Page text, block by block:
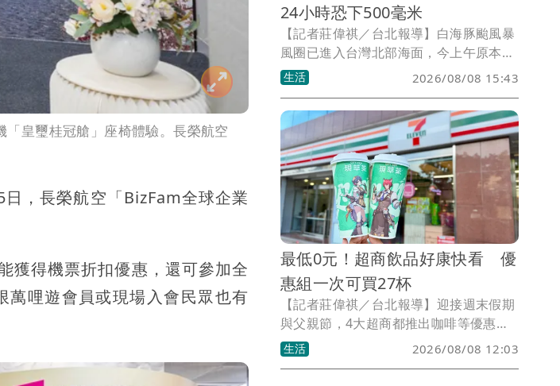
皇璽桂冠艙」座椅體驗。長榮航空
，長榮航空「BizFam全球企業
獲得機票折扣優惠，還可參加全
哩遊會員或現場入會民眾也有
24小時恐下500毫米
【記者莊偉祺／台北報導】白海豚颱風暴
風圈已進入台灣北部海面，今上午原本多
地還陽光露臉，一瞬間就變天下大雨了！
氣象署估今晚到明日風雨最明顯，也針全
台8地區發布大雨特報，最高累積雨量500
毫米恐24小時內下完。
生活 2026/08/08 15:43
最低0元！超商飲品好康快看 優
惠組一次可買27杯
【記者莊偉祺／台北報導】迎接週末假期
與父親節，4大超商都推出咖啡等優惠搶
客，包含指飲品任選2杯可享最低0元起好
康，還有優惠組一次可買27杯，更有能量
生活 2026/08/08 12:03